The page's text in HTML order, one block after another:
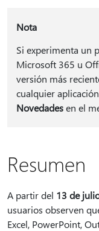
Nota
Si experimenta un
Microsoft 365 u
versión más
cualquier
Novedadesen el
Resumen
A partir del 13 de
usuarios observen
Excel, PowerPoint,